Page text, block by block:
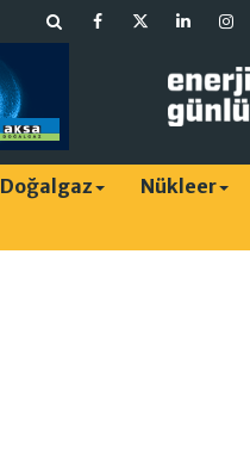
Doğalgaz
Nükleer